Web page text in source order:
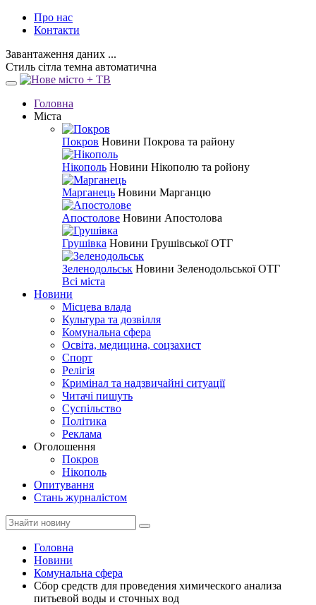
Про нас
Контакти
Завантаження даних ...
Стиль сітла темна автоматична
Головна
Міста
Покров Новини Покрова та району
Нікополь Новини Нікополю та ройону
Марганець Новини Марганцю
Апостолове Новини Апостолова
Грушівка Новини Грушівської ОТГ
Зеленодольськ Новини Зеленодольської ОТГ
Всі міста
Новини
Місцева влада
Культура та дозвілля
Комунальна сфера
Освіта, медицина, соцзахист
Спорт
Релігія
Кримінал та надзвичайні ситуації
Читачі пишуть
Суспільство
Політика
Реклама
Оголошення
Покров
Нікополь
Опитування
Стань журналістом
Головна
Новини
Комунальна сфера
Сбор средств для проведения химического анализа
питьевой воды и сточных вод